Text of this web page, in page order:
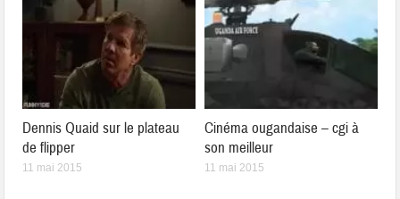
Dennis Quaid sur le plateau
de flipper
11 mai 2015
Cinéma ougandaise – cgi à
son meilleur
11 mai 2015